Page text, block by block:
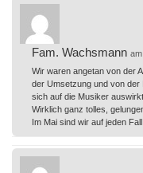
Fam. Wachsmann
Wir waren angetan von der
der Umsetzung und von der
sich auf die Musiker
Wirklich ganz tolles,
Im Mai sind wir auf jeden